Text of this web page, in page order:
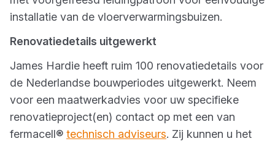
installatie van de vloerverwarmingsbuizen.
Renovatiedetails uitgewerkt
James Hardie heeft ruim 100 renovatiedetails voor
de Nederlandse bouwperiodes uitgewerkt. Neem
voor een maatwerkadvies voor uw specifieke
renovatieproject(en) contact op met een van
fermacell® technisch adviseurs. Zij kunnen u het